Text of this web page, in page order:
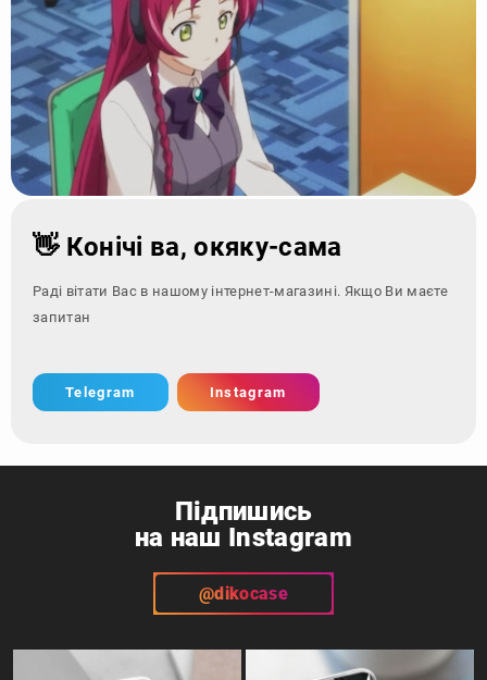
👋 Конічі ва, окяку-сама
Раді вітати Вас в нашому інтернет-магазині. Якщо Ви маєте
запитання - зверніт
Telegram Instagram
Підпишись
на наш Instagram
@dikocase